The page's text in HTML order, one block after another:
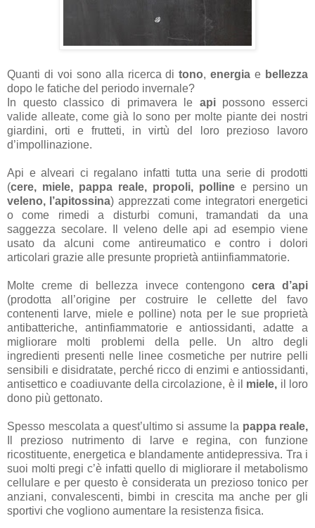
Quanti di voi sono alla ricerca ditono,energia e bellezza
dopo le fatiche del periodo invernale?
In questo classico di primavera le api possono esserci
valide alleate, come già lo sono per molte piante dei nostri
giardini, orti e frutteti, in virtù del loro prezioso lavoro
d’impollinazione.
Api e alveari ci regalano infatti tutta una serie di prodotti
(cere, miele, pappa reale, propoli, polline e persino un
veleno, l’apitossina) apprezzati come integratori energetici
o come rimedi a disturbi comuni, tramandati da una
saggezza secolare. Il veleno delle api ad esempio viene
usato da alcuni come antireumatico e contro i dolori
articolari grazie alle presunte proprietà antiinfiammatorie.
Molte creme di bellezza invece contengono cera d’api
(prodotta all’origine per costruire le cellette del favo
contenenti larve, miele e polline) nota per le sue proprietà
antibatteriche, antinfiammatorie e antiossidanti, adatte a
migliorare molti problemi della pelle. Un altro degli
ingredienti presenti nelle linee cosmetiche per nutrire pelli
sensibili e disidratate, perché ricco di enzimi e antiossidanti,
antisettico e coadiuvante della circolazione, è il miele, il loro
dono più gettonato.
Spesso mescolata a quest’ultimo si assume la pappa reale,
Il prezioso nutrimento di larve e regina, con funzione
ricostituente, energetica e blandamente antidepressiva. Tra i
suoi molti pregi c’è infatti quello di migliorare il metabolismo
cellulare e per questo è considerata un prezioso tonico per
anziani, convalescenti, bimbi in crescita ma anche per gli
sportivi che vogliono aumentare la resistenza fisica.